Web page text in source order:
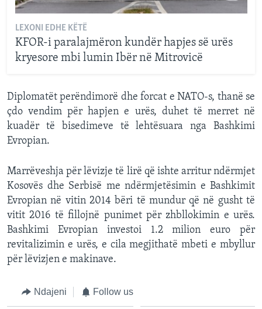
LEXONI EDHE KËTË
KFOR-i paralajmëron kundër hapjes së urës
kryesore mbi lumin Ibër në Mitrovicë
Diplomatët perëndimorë dhe forcat e NATO-s, thanë se
çdo vendim për hapjen e urës, duhet të merret në
kuadër të bisedimeve të lehtësuara nga Bashkimi
Evropian.
Marrëveshja për lëvizje të lirë që ishte arritur ndërmjet
Kosovës dhe Serbisë me ndërmjetësimin e Bashkimit
Evropian në vitin 2014 bëri të mundur që në gusht të
vitit 2016 të fillojnë punimet për zhbllokimin e urës.
Bashkimi Evropian investoi 1.2 milion euro për
revitalizimin e urës, e cila megjithatë mbeti e mbyllur
për lëvizjen e makinave.
Ndajeni Follow us